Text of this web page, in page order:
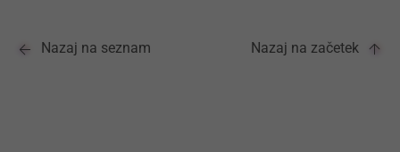
Nazaj na seznam Nazaj na začetek